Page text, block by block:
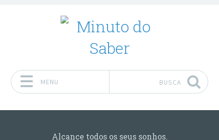
MENU BUSCA
Alcance todos os seus sonhos.